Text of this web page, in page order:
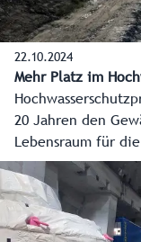
22.10.2024
Mehr Platz im
20 Jahren den
Lebensraum für
werden geschützt,
geschaffen. Seit
Bezirken
flossen in